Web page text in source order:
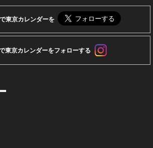
東京カレンダーを
東京カレンダーをフォローする